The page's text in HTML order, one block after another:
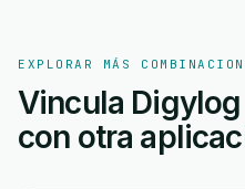
EXPLORAR MÁS
Vincula
con otra